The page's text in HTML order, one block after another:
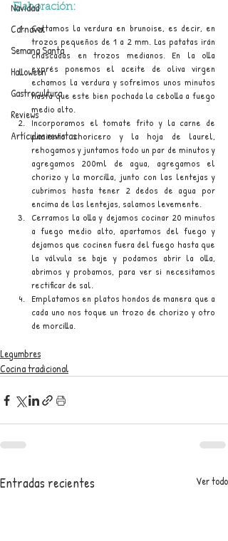
Navidad
Carnaval
Semana Santa
Halloween
Gastrocultura
Reviews
Artículos revistas
Elaboración:
Cortamos la verdura en brunoise, es decir, en
trozos pequeños de 1 a 2 mm. Las patatas irán
chascadas en trozos medianos. En la olla
exprés ponemos el aceite de oliva virgen
echamos la verdura y sofreímos unos minutos
hasta que este bien pochada la cebolla a fuego
medio alto.
Incorporamos el tomate frito y la carne de
pimiento choricero y la hoja de laurel,
rehogamos y juntamos todo un par de minutos y
agregamos 200ml de agua, agregamos el
chorizo y la morcilla, junto con las lentejas y
cubrimos hasta tener 2 dedos de agua por
encima de las lentejas, salamos levemente.
Cerramos la olla y dejamos cocinar 20 minutos
a fuego medio alto, apartamos del fuego y
dejamos que cocinen fuera del fuego hasta que
la válvula se baje y podamos abrir la olla,
abrimos y probamos, para ver si necesitamos
rectificar de sal.
Emplatamos en platos hondos de manera que a
cada uno nos toque un trozo de chorizo y otro
de morcilla.
Legumbres
Cocina tradicional
Entradas recientes Ver todo